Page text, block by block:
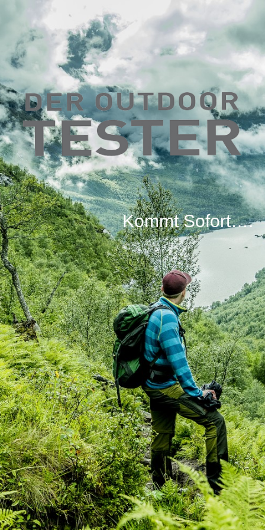
Kommt Sofort….